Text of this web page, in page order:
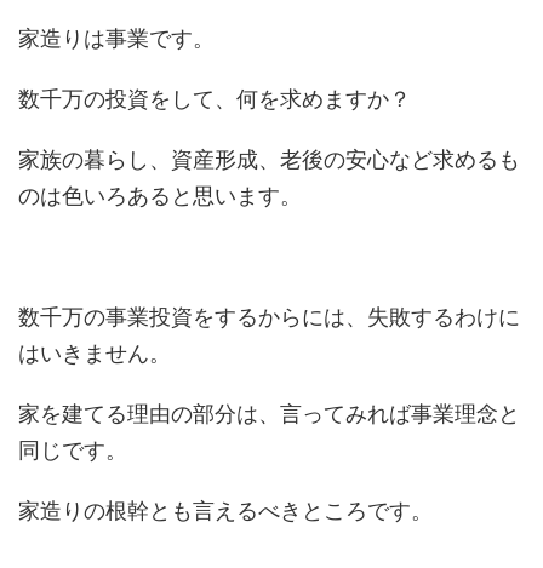
家造りは事業です。
数千万の投資をして、何を求めますか？
家族の暮らし、資産形成、老後の安心など求めるも
のは色いろあると思います。
数千万の事業投資をするからには、失敗するわけに
はいきません。
家を建てる理由の部分は、言ってみれば事業理念と
同じです。
家造りの根幹とも言えるべきところです。